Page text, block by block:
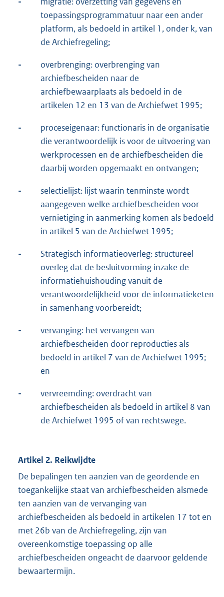
toepassingsprogrammatuur naar een ander
platform, als bedoeld in artikel 1, onder k, van
de Archiefregeling;
-
overbrenging: overbrenging van
archiefbescheiden naar de
archiefbewaarplaats als bedoeld in de
artikelen 12 en 13 van de Archiefwet 1995;
-
proceseigenaar: functionaris in de organisatie
die verantwoordelijk is voor de uitvoering van
werkprocessen en de archiefbescheiden die
daarbij worden opgemaakt en ontvangen;
-
selectielijst: lijst waarin tenminste wordt
aangegeven welke archiefbescheiden voor
vernietiging in aanmerking komen als bedoeld
in artikel 5 van de Archiefwet 1995;
-
Strategisch informatieoverleg: structureel
overleg dat de besluitvorming inzake de
informatiehuishouding vanuit de
verantwoordelijkheid voor de informatieketen
in samenhang voorbereidt;
-
vervanging: het vervangen van
archiefbescheiden door reproducties als
bedoeld in artikel 7 van de Archiefwet 1995;
en
-
vervreemding: overdracht van
archiefbescheiden als bedoeld in artikel 8 van
de Archiefwet 1995 of van rechtswege.
Artikel 2. Reikwijdte
De bepalingen ten aanzien van de geordende en
toegankelijke staat van archiefbescheiden alsmede
ten aanzien van de vervanging van
archiefbescheiden als bedoeld in artikelen 17 tot en
met 26b van de Archiefregeling, zijn van
overeenkomstige toepassing op alle
archiefbescheiden ongeacht de daarvoor geldende
bewaartermijn.